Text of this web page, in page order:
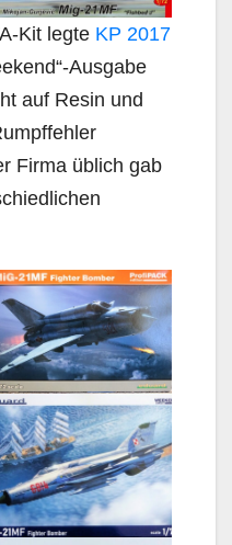
Kit legte KP 2017
Ausgabe
auf Resin und
Firma üblich gab